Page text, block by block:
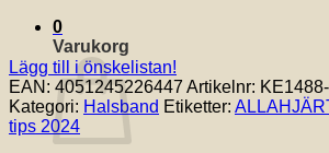
0
Varukorg
Lägg till i önskelistan!
EAN: 4051245226447 Artikelnr:
Kategori: Halsband Etiketter:
tips 2024